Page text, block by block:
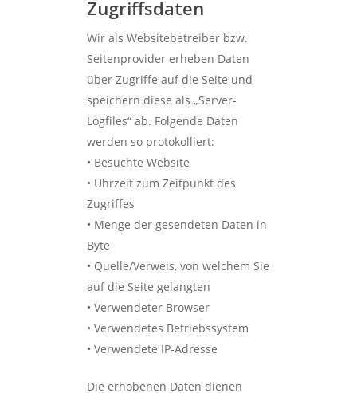
Zugriffsdaten
Wir als Websitebetreiber bzw.
Seitenprovider erheben Daten
über Zugriffe auf die Seite und
speichern diese als „Server-
Logfiles“ ab. Folgende Daten
werden so protokolliert:
• Besuchte Website
• Uhrzeit zum Zeitpunkt des
Zugriffes
• Menge der gesendeten Daten in
Byte
• Quelle/Verweis, von welchem Sie
auf die Seite gelangten
• Verwendeter Browser
• Verwendetes Betriebssystem
• Verwendete IP-Adresse
Die erhobenen Daten dienen